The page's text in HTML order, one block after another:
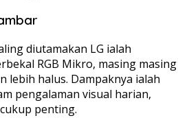
diutamakan LG ialah
RGB Mikro, masing masing
lebih halus. Dampaknya ialah
pengalaman visual harian,
penting.